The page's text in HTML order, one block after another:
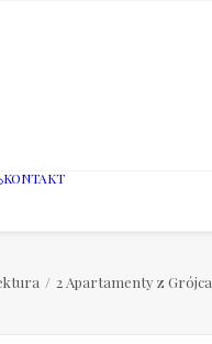
KONTAKT
2 Apartamenty z Grójca